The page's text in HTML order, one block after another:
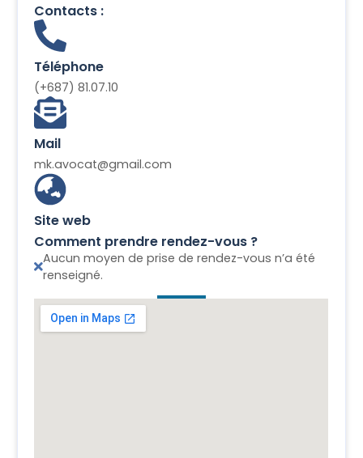
Contacts :
Téléphone
(+687) 81.07.10
Mail
mk.avocat@gmail.com
Site web
Comment prendre rendez-vous ?
Aucun moyen de prise de rendez-vous n’a été
renseigné.